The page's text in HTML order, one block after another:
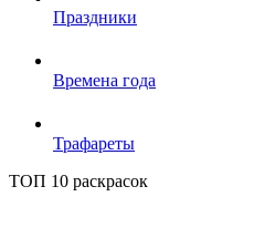
Праздники
Времена года
Трафареты
ТОП 10 раскрасок